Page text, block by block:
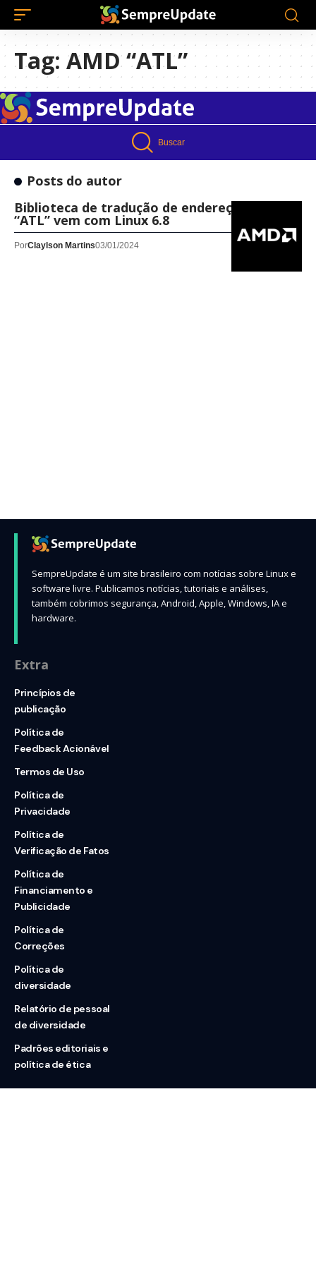
Tag: AMD “ATL”
Buscar
Posts do autor
Biblioteca de tradução de endereços AMD
“ATL” vem com Linux 6.8
PorClaylson Martins03/01/2024
SempreUpdate é um site brasileiro com notícias sobre Linux e
software livre. Publicamos notícias, tutoriais e análises,
também cobrimos segurança, Android, Apple, Windows, IA e
hardware.
Extra
Princípios de
publicação
Política de
Feedback Acionável
Termos de Uso
Política de
Privacidade
Política de
Verificação de Fatos
Política de
Financiamento e
Publicidade
Política de
Correções
Política de
diversidade
Relatório de pessoal
de diversidade
Padrões editoriais e
política de ética